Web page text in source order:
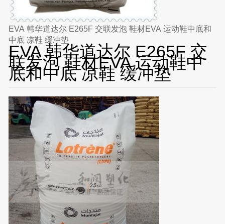
EVA 韩华道达尔 E265F 交联发泡 鞋材EVA 运动鞋中底和
中底 凉鞋 缓冲垫
EVA 韩华道达尔 E265F 交
联发泡 鞋材EVA 运动鞋中
底和中底 凉鞋 缓冲垫